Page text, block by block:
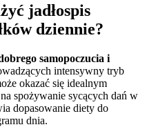
jadłospis
dziennie?
samopoczucia i
intensywny tryb
okazać się idealnym
spożywanie sycących dań w
dopasowanie diety do
dnia.